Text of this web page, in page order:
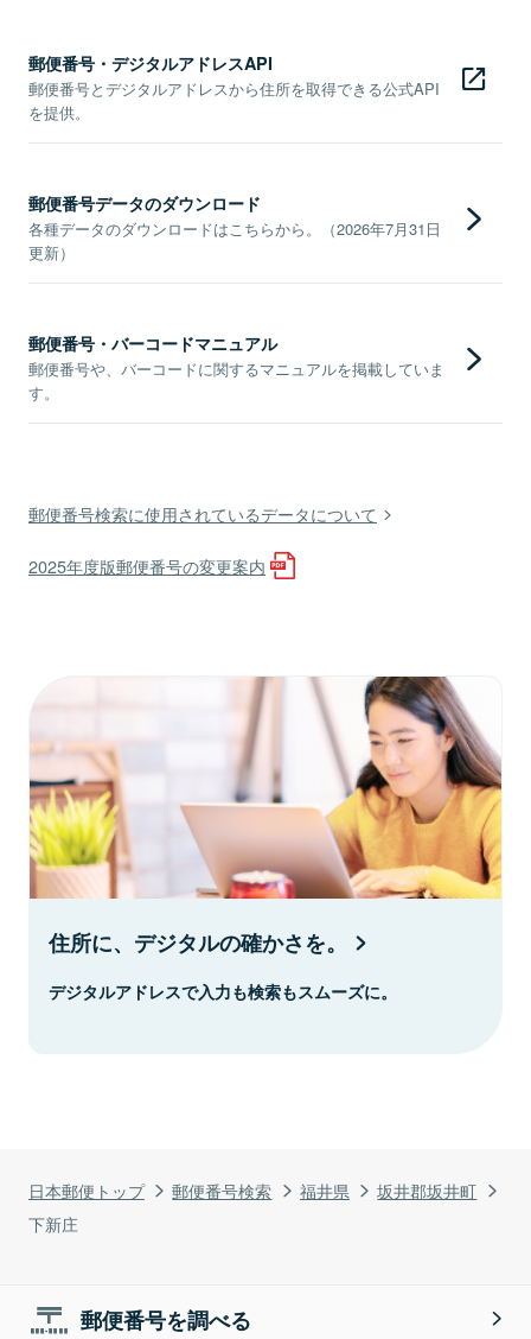
日本郵便トップ 郵便番号検索 福井県
坂井郡坂井町
下新庄
郵便番号・デジタルアドレスAPI
郵便番号とデジタルアドレスから住所を取得できる公式API
を提供。
郵便番号データのダウンロード
各種データのダウンロードはこちらから。（2026年7月31日
更新）
郵便番号・バーコードマニュアル
郵便番号や、バーコードに関するマニュアルを掲載していま
す。
郵便番号検索に使用されているデータについて
2025年度版郵便番号の変更案内
住所に、デジタルの確かさを。
デジタルアドレスで入力も検索もスムーズに。
郵便番号を調べる